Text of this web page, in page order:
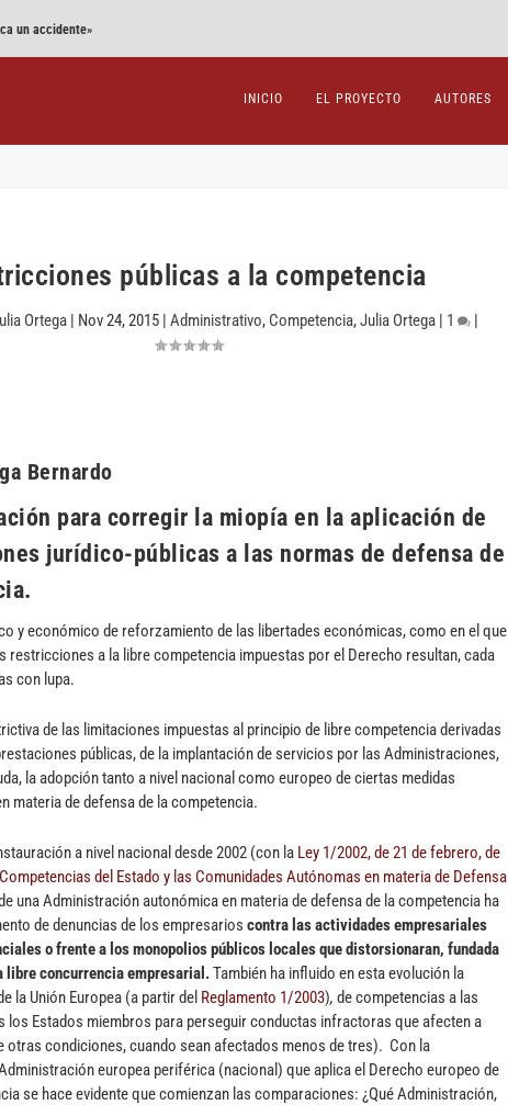
un accidente»
INICIO EL PROYECTO AUTORES
públicas a la competencia
Ortega| Nov 24, 2015| Administrativo, Competencia,Julia Ortega| 1 |
Bernardo
para corregir la miopía en la aplicación de
jurídico-públicas a las normas de defensa de
y económico de reforzamiento de las libertades económicas, como en el que
restricciones a la libre competencia impuestas por el Derecho resultan, cada
con lupa.
de las limitaciones impuestas al principio de libre competencia derivadas
públicas, de la implantación de servicios por las Administraciones,
la adopción tanto a nivel nacional como europeo de ciertas medidas
materia de defensa de la competencia.
a nivel nacional desde 2002 (con la Ley 1/2002, de 21 de febrero, de
del Estado y las Comunidades Autónomas en materia de Defensa
una Administración autonómica en materia de defensa de la competencia ha
de denuncias de los empresarios contra las actividades empresariales
o frente a los monopolios públicos locales que distorsionaran, fundada
libre concurrencia empresarial.También ha influido en esta evolución la
la Unión Europea (a partir del Reglamento 1/2003), de competencias a las
los Estados miembros para perseguir conductas infractoras que afecten a
otras condiciones, cuando sean afectados menos de tres). Con la
europea periférica (nacional) que aplica el Derecho europeo de
se hace evidente que comienzan las comparaciones: ¿Qué Administración,